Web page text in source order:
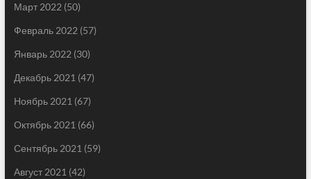
Март 2022 (50)
Февраль 2022 (57)
Январь 2022 (30)
Декабрь 2021 (47)
Ноябрь 2021 (67)
Октябрь 2021 (66)
Сентябрь 2021 (59)
Август 2021 (42)